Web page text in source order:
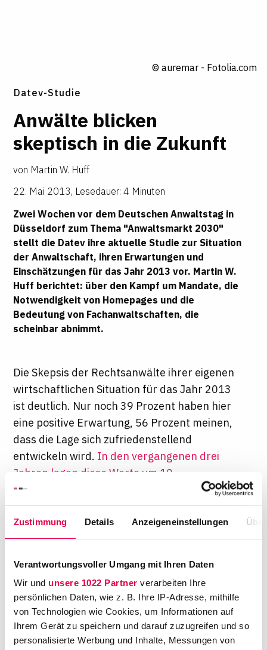
Zustimmung Details Anzeigeneinstellungen
Verantwortungsvoller Umgang mit Ihren Daten
Wir und unsere 1022 Partner verarbeiten Ihre
persönlichen Daten, wie z. B. Ihre IP-Adresse, mithilfe
von Technologien wie Cookies, um Informationen auf
Ihrem Gerät zu speichern und darauf zuzugreifen und so
personalisierte Werbung und Inhalte, Messungen von
© auremar - Fotolia.com
Datev-Studie
Anwälte blicken
skeptisch in die Zukunft
von Martin W. Huff
22. Mai 2013, Lesedauer: 4 Minuten
Zwei Wochen vor dem Deutschen Anwaltstag in
Düsseldorf zum Thema "Anwaltsmarkt 2030"
stellt die Datev ihre aktuelle Studie zur Situation
der Anwaltschaft, ihren Erwartungen und
Einschätzungen für das Jahr 2013 vor. Martin W.
Huff berichtet: über den Kampf um Mandate, die
Notwendigkeit von Homepages und die
Bedeutung von Fachanwaltschaften, die
scheinbar abnimmt.
Die Skepsis der Rechtsanwälte ihrer eigenen
wirtschaftlichen Situation für das Jahr 2013
ist deutlich. Nur noch 39 Prozent haben hier
eine positive Erwartung, 56 Prozent meinen,
dass die Lage sich zufriedenstellend
entwickeln wird. In den vergangenen drei
Jahren lagen diese Werte um 10
Prozentpunkte höher (bei 48 bzw. 49
Prozent), selbst zu Beginn der
Finanzmarktkrise 2008 erreichte der Wert
noch 40 Prozent. Die Ursachen dafür sind
Geprägt ist diese Selbsteinschätzung
insbesondere durch die Erwartung, dass sich
die wirtschaftliche Lage der Mandanten
verschlechtern wird und dies mehr als früher
direkt auf die Anwaltschaft durchschlägt.